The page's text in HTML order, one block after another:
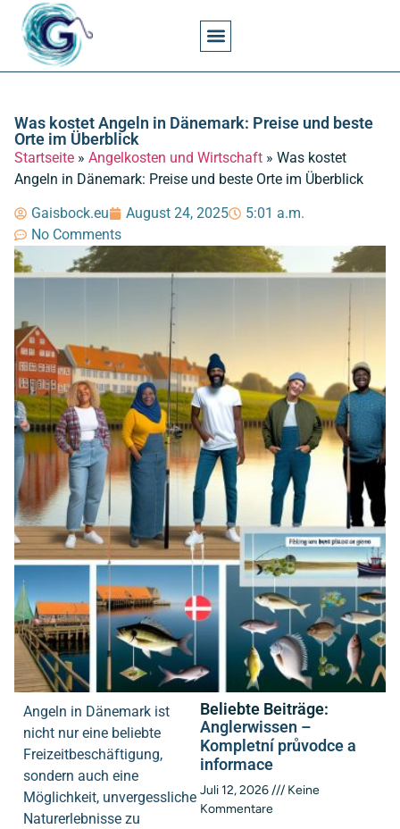
Was kostet Angeln in Dänemark: Preise und beste
Orte im Überblick
Startseite » Angelkosten und Wirtschaft » Was kostet
Angeln in Dänemark: Preise und beste Orte im Überblick
Gaisbock.eu August 24, 2025
5:01 a.m.
No Comments
Angeln in Dänemark ist
nicht nur eine beliebte
Freizeitbeschäftigung,
sondern auch eine
Möglichkeit, unvergessliche
Naturerlebnisse zu
Beliebte Beiträge:
Anglerwissen –
Kompletní průvodce a
informace
Juli 12, 2026
Keine
Kommentare